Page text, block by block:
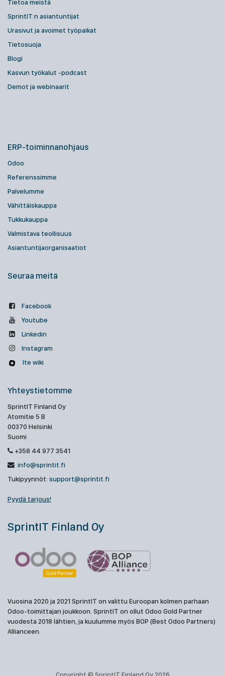
Tietoa meistä
SprintIT:n asiantuntijat
Urasivut ja avoimet työpaikat
Tietosuoja
Blogi
Kasvun työkalut -podcast
Demot ja webinaarit
ERP-toiminnanohjaus
Odoo
Referenssimme
Palvelumme
Vähittäiskauppa
Tukkukauppa
Valmistava teollisuus
Asiantuntijaorganisaatiot
Seuraa meitä
Facebook
Youtube
Linkedin
Instagram
Ite wiki
Yhteystietomme
SprintIT Finland Oy
Atomitie 5 B
00370 Helsinki
Suomi
+358 44 977 3541
info@sprintit.fi
Tukipyynnöt: support@sprintit.fi
Pyydä tarjous!
SprintIT Finland Oy
Vuosina 2020 ja 2021 SprintIT on valittu Euroopan kolmen parhaan
Odoo-toimittajan joukkoon. SprintIT on ollut Odoo Gold Partner
vuodesta 2018 lähtien, ja kuulumme myös BOP (Best Odoo Partners)
Allianceen.
Copyright © SprintIT Finland Oy 2026